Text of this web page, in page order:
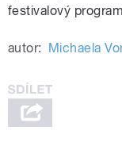
festivalový
autor: Michaela